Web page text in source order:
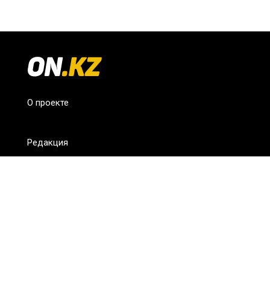
О проекте
Редакция